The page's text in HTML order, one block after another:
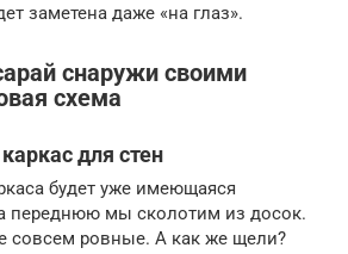
заметена даже «на глаз».
снаружи своими
схема
для стен
будет уже имеющаяся
а переднюю мы сколотим из досок.
совсем ровные. А как же щели?